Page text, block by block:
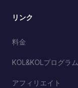
リンク
料金
KOL&KOLプログラム
アフィリエイト